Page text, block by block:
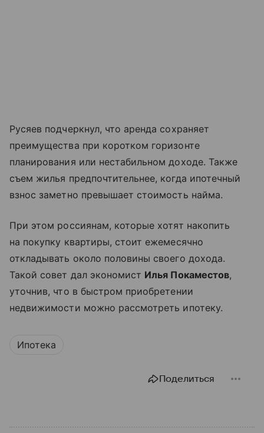
Русяев подчеркнул, что аренда сохраняет
преимущества при коротком горизонте
планирования или нестабильном доходе. Также
съем жилья предпочтительнее, когда ипотечный
взнос заметно превышает стоимость найма.
При этом россиянам, которые хотят накопить
на покупку квартиры, стоит ежемесячно
откладывать около половины своего дохода.
Такой совет дал экономист Илья Покаместов,
уточнив, что в быстром приобретении
недвижимости можно рассмотреть ипотеку.
Ипотека
Поделиться